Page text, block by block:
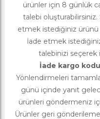
ürünler için 8 günlük
talebi oluşturabilirsiniz.
etmek istediğiniz ürünü
İade etmek
talebinizi seçerek
İade kargo
Yönlendirmeleri
günü içinde yanıt
ürünleri göndermeniz
Ürünler geri